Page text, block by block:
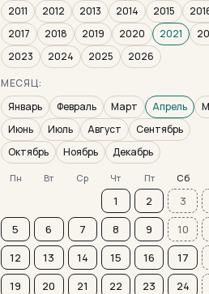
2011
2012 2013 2014 2015
2017
2018 2019 2020 2021
2023
2024 2025
2026
МЕСЯЦ:
Январь
Февраль Март Апрель
Июнь
Июль Август
Сентябрь
Октябрь
Ноябрь Декабрь
Пн Вт Ср Чт Пт Сб
1 2 3
5
6 7 8 9 10
12
13 14 15 16 17
19
20 21 22 23 24